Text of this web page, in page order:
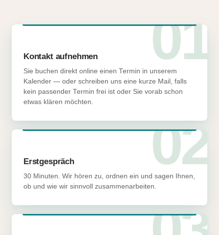
01
Kontakt aufnehmen
Sie buchen direkt online einen Termin in unserem
Kalender — oder schreiben uns eine kurze Mail, falls
kein passender Termin frei ist oder Sie vorab schon
etwas klären möchten.
02
Erstgespräch
30 Minuten. Wir hören zu, ordnen ein und sagen Ihnen,
ob und wie wir sinnvoll zusammenarbeiten.